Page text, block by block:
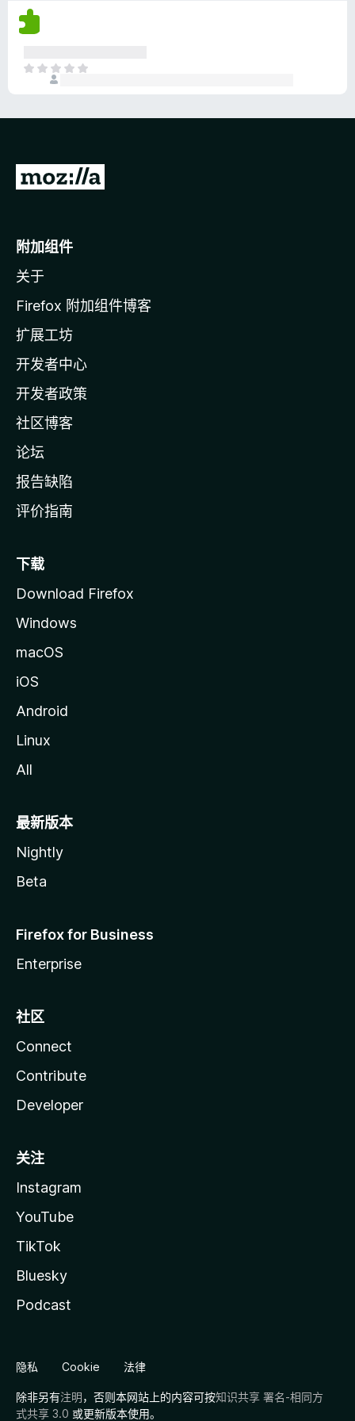
尚
无
目
无
转
o
i
l
a
主
页
附加组件
关于
Firefox 附加组件博客
扩展工坊
开发者中心
开发者政策
社区博客
论坛
报告缺陷
评价指南
下载
Download Firefox
Windows
macOS
iOS
Android
Linux
All
最新版本
Nightly
Beta
Firefox for Business
Enterprise
社区
Connect
Contribute
Developer
关注
Instagram
YouTube
TikTok
Bluesky
Podcast
隐私 Cookie 法律
除非另有注明，否则本网站上的内容可按知识共享 署名-相同方
式共享 3.0 或更新版本使用。